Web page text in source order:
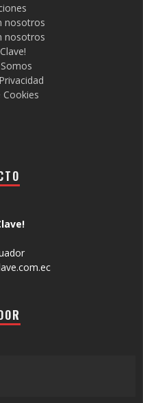
nosotros
nosotros
Cookies